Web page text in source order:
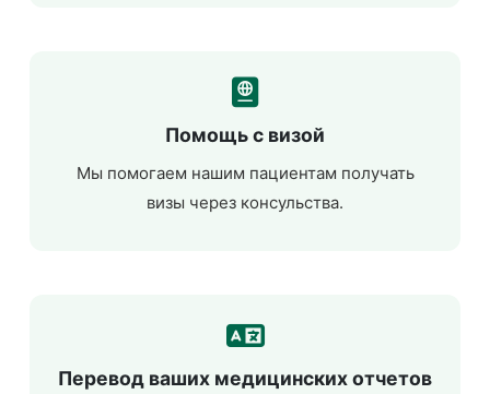
Помощь с визой
Мы помогаем нашим пациентам получать
визы через консульства.
Перевод ваших медицинских отчетов